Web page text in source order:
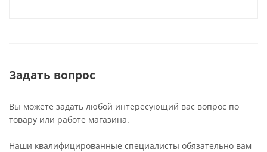
Задать вопрос
Вы можете задать любой интересующий вас вопрос по
товару или работе магазина.
Наши квалифицированные специалисты обязательно вам